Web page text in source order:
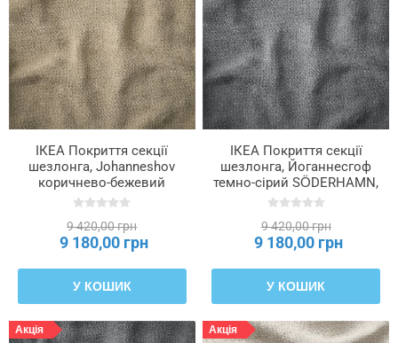
ІКЕА Покриття секції
шезлонга, Johanneshov
коричнево-бежевий
SÖDERHAMN, 006.294.06
9 420,00 грн
9 180,00 грн
У КОШИК
ІКЕА Покриття секції
шезлонга, Йоганнесгоф
темно-сірий SÖDERHAMN,
906.294.21
9 420,00 грн
9 180,00 грн
У КОШИК
Акція Акція